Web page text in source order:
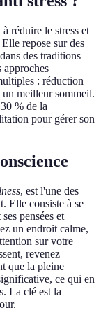
réduire le stress et
repose sur des
des traditions
approches
: réduction
meilleur sommeil.
% de la
pour gérer son
, est l'une des
Elle consiste à se
pensées et
un endroit calme,
sur votre
revenez
que la pleine
ce qui en
La clé est la